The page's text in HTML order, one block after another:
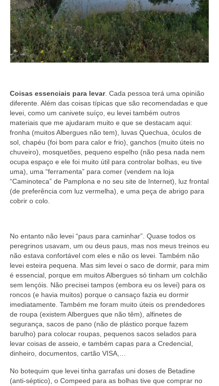
Coisas essenciais para levar. Cada pessoa terá uma opinião
diferente. Além das coisas típicas que são recomendadas e que
levei, como um canivete suíço, eu levei também outros
materiais que me ajudaram muito e que se destacam aqui:
fronha (muitos Albergues não tem), luvas Quechua, óculos de
sol, chapéu (foi bom para calor e frio), ganchos (muito úteis no
chuveiro), mosquetões, pequeno espelho (não pesa nada nem
ocupa espaço e ele foi muito útil para controlar bolhas, eu tive
uma), uma “ferramenta” para comer (vendem na loja
“Caminoteca” de Pamplona e no seu site de Internet), luz frontal
(de preferência com luz vermelha), e uma peça de abrigo para
cobrir o colo.
No entanto não levei “paus para caminhar”. Quase todos os
peregrinos usavam, um ou deus paus, mas nos meus treinos eu
não estava confortável com eles e não os levei. Também não
levei esteira pequena. Mas sim levei o saco de dormir, para mim
é essencial, porque em muitos Albergues só tinham um colchão
sem lençóis. Não precisei tampos (embora eu os levei) para os
roncos (e havia muitos) porque o cansaço fazia eu dormir
imediatamente. Também me foram muito úteis os prendedores
de roupa (existem Albergues que não têm), alfinetes de
segurança, sacos de pano (não de plástico porque fazem
barulho) para colocar roupas, pequenos sacos selados para
levar coisas de asseio, e também capas para a Credencial,
dinheiro, documentos, cartão VISA,…
No botequim que levei tinha garrafas uni doses de Betadine
(anti-séptico), o Compeed para as bolhas tive que comprar no